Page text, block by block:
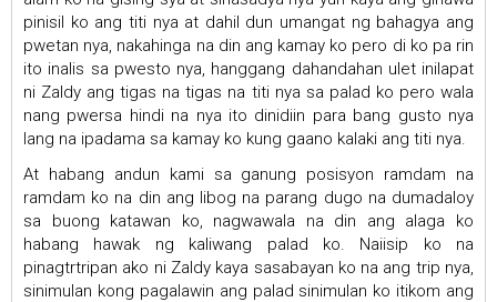
pinisil ko ang titi nya at dahil dun umangat ng bahagya ang
pwetan nya, nakahinga na din ang kamay ko pero di ko pa rin
ito inalis sa pwesto nya, hanggang dahandahan ulet inilapat
ni Zaldy ang tigas na tigas na titi nya sa palad ko pero wala
nang pwersa hindi na nya ito dinidiin para bang gusto nya
lang na ipadama sa kamay ko kung gaano kalaki ang titi nya.
At habang andun kami sa ganung posisyon ramdam na
ramdam ko na din ang libog na parang dugo na dumadaloy
sa buong katawan ko, nagwawala na din ang alaga ko
habang hawak ng kaliwang palad ko. Naiisip ko na
pinagtrtripan ako ni Zaldy kaya sasabayan ko na ang trip nya,
sinimulan kong pagalawin ang palad sinimulan ko itikom ang